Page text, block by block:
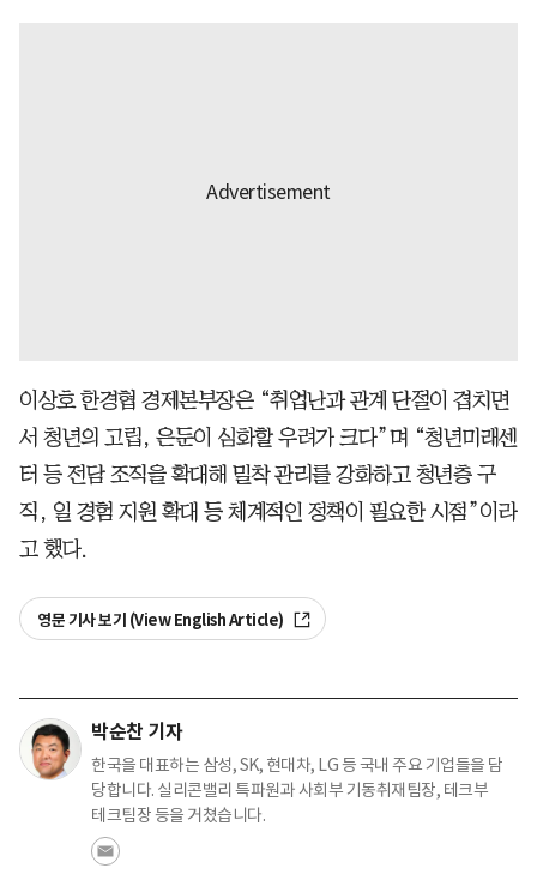
이상호 한경협 경제본부장은 “취업난과 관계 단절이 겹치면
서 청년의 고립, 은둔이 심화할 우려가 크다”며 “청년미래센
터 등 전담 조직을 확대해 밀착 관리를 강화하고 청년층 구
직, 일 경험 지원 확대 등 체계적인 정책이 필요한 시점”이라
고 했다.
영문 기사 보기 (View English Article)
박순찬 기자
한국을 대표하는 삼성, SK, 현대차, LG 등 국내 주요 기업들을 담
당합니다. 실리콘밸리 특파원과 사회부 기동취재팀장, 테크부
테크팀장 등을 거쳤습니다.